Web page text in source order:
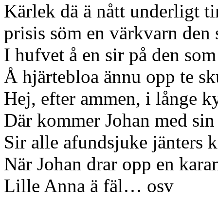
Kärlek dä ä nått underligt
prisis söm en värkvarn
I hufvet å en sir på den
Å hjärtebloa ännu opp te
Hej, efter ammen, i långe
Där kommer Johan med
Sir alle afundsjuke jänters
När Johan drar opp en
Lille Anna ä fäl… osv